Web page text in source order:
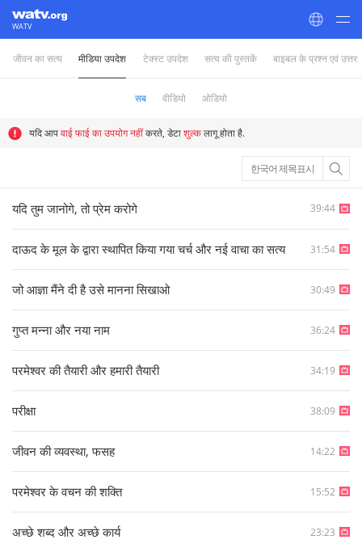
WATV
World Mission Society Church of God
जीवन का सत्य मीडिया उपदेश टेक्स्ट उपदेश सत्य की पुस्तकें बाइबल के प्रश्न एवं उत्तर
सब वीडियो ओडियो
यदि आपवाई फाई का उपयोग नहींकरते, डेटाशुल्कलागू होता है.
한국어 제목표시
यदि तुम जानोगे, तो प्रेम करोगे 39:44
दाऊद के मूल के द्वारा स्थापित किया गया चर्च और नई वाचा का सत्य 31:54
जो आज्ञा मैंने दी है उसे मानना सिखाओ 30:49
गुप्त मन्ना और नया नाम 36:24
परमेश्वर की तैयारी और हमारी तैयारी 34:19
परीक्षा 38:09
जीवन की व्यवस्था, फसह 14:22
परमेश्वर के वचन की शक्ति 15:52
अच्छे शब्द और अच्छे कार्य 23:23